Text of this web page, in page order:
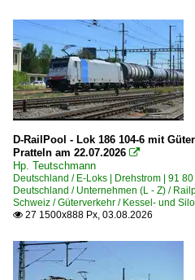
Elektrotriebzüge
AM 08 ·Desiro ML·
Grenzverkehr
Belgien <-> Deutschland
Güterverkehr
Autotransportzüge
Containerzüge
Gemischte Güterzüge
D-RailPool - Lok 186 104-6 mit
Pratteln am 22.07.2026 
Hp. Teutschmann
Deutschland / E-Loks | Drehstrom | 91
Deutschland / Unternehmen (L - Z) /
Schweiz / Güterverkehr / Kessel- und
 27 1500x888 Px, 03.08.2026